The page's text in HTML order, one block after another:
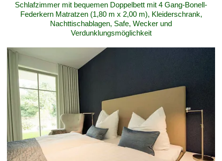
Schlafzimmer mit bequemen Doppelbett mit 4 Gang-Bonell-
Federkern Matratzen (1,80 m x 2,00 m), Kleiderschrank,
Nachttischablagen, Safe, Wecker und
Verdunklungsmöglichkeit